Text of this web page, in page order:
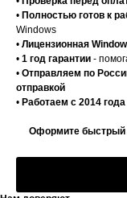
• Полностью готов к
Windows
• Лицензионная
• 1 год гарантии -
• Отправляем по
отправкой
• Работаем с 2014 года
Оформите быстрый